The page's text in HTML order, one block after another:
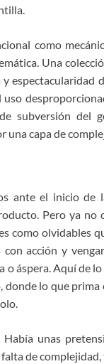
como
Una
subversión del
capa de
ante el inicio
Pero ya no
como olvidables
acción y
o áspera. Aquí de
lo que prima
unas
de